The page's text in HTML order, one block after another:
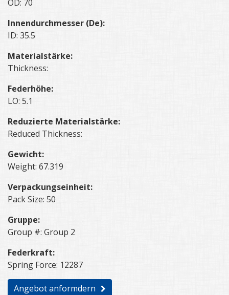
OD: 70
Innendurchmesser (De):
ID: 35.5
Materialstärke:
Thickness:
Federhöhe:
LO: 5.1
Reduzierte Materialstärke:
Reduced Thickness:
Gewicht:
Weight: 67.319
Verpackungseinheit:
Pack Size: 50
Gruppe:
Group #: Group 2
Federkraft:
Spring Force: 12287
Angebot anformdern